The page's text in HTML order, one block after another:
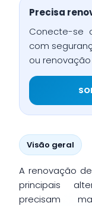
Precisa
Conecte-se
com
ou
Visão geral
A renovação
principais
precisam